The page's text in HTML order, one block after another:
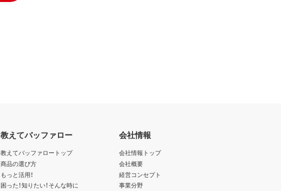
教えてバッファロー
教えてバッファロートップ
商品の選び方
もっと活用！
困った！知りたい！そんな時に
会社情報
会社情報トップ
会社概要
経営コンセプト
事業分野